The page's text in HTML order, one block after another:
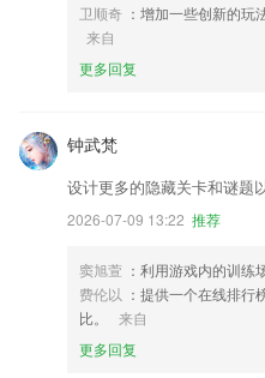
卫顺奇 ：增加一些创新的
来自
更多回复
钟武梵
设计更多的隐藏关卡和谜题
2026-07-09 13:22 推荐
窦旭萱 ：利用游戏内的训练
费伦以 ：提供一个在线排
比。
来自
更多回复